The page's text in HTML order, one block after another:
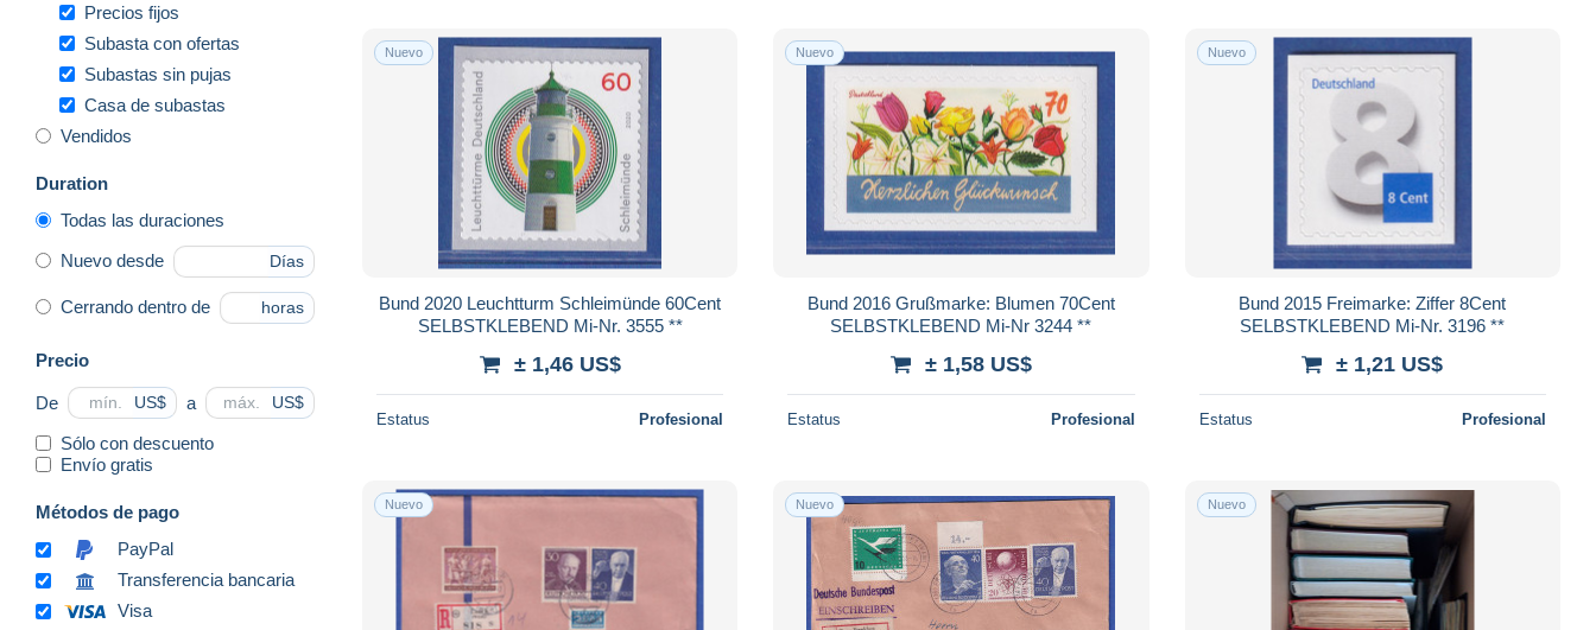
Precios fijos
Subasta con ofertas
Subastas sin pujas
Casa de subastas
Vendidos
Duration
Todas las duraciones
Nuevo desde Días
Cerrando dentro de horas
Precio
De US$ a US$
Sólo con descuento
Envío gratis
Métodos de pago
PayPal
Transferencia bancaria
Visa
Nuevo
Bund 2020 Leuchtturm Schleimünde 60Cent
SELBSTKLEBEND Mi-Nr. 3555 **
± 1,46 US$
Estatus Profesional
Nuevo
Bund 2016 Grußmarke: Blumen 70Cent
SELBSTKLEBEND Mi-Nr 3244 **
± 1,58 US$
Estatus Profesional
Nuevo
Bund 2015 Freimarke: Ziffer 8Cent
SELBSTKLEBEND Mi-Nr. 3196 **
± 1,21 US$
Estatus Profesional
Nuevo Nuevo Nuevo